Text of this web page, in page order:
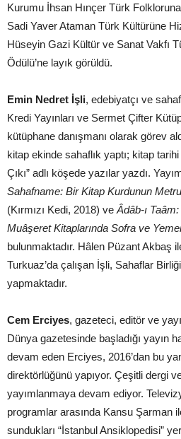
Kurumu İhsan Hınçer Türk
Sadi Yaver Ataman Türk Kültürüne
Hüseyin Gazi Kültür ve Sanat Vakfı
Ödülü’ne layık görüldü.
Emin Nedret İşli, edebiyatçı ve
Kredi Yayınları ve Sermet Çifter
kütüphane danışmanı olarak görev
kitap ekinde sahaflık yaptı; kitap
Çıkı” adlı köşede yazılar yazdı.
Sahafname: Bir Kitap Kurdunun
(Kırmızı Kedi, 2018) ve Âdâb-ı
Muâşeret Kitaplarında Sofra ve
bulunmaktadır. Hâlen Püzant Akbaş
Turkuaz’da çalışan İşli, Sahaflar Birliği
yapmaktadır.
Cem Erciyes, gazeteci, editör ve
Dünya gazetesinde başladığı yayın
devam eden Erciyes, 2016’dan bu
direktörlüğünü yapıyor. Çeşitli dergi
yayımlanmaya devam ediyor.
programlar arasında Kansu Şarman
sundukları “İstanbul Ansiklopedisi”